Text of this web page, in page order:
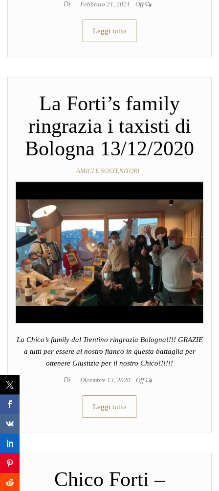
Di . Febbraio 21, 2021 Off
Leggi tutto
La Forti’s family
ringrazia i taxisti di
Bologna 13/12/2020
AMICI E SOSTENITORI
La Chico’s family dal Trentino ringrazia Bologna!!!! GRAZIE
a tutti per essere al nostro fianco in questa battaglia per
ottenere Giustizia per il nostro Chico!!!!!!
Di Dicembre 13, 2020 Off
Leggi tutto
Chico Forti –